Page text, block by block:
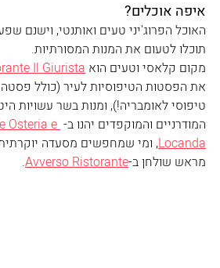
איפה אוכלים?
האוכל הפרוג'יני טעים ואותנטי, וישנם
תוכלו לטעום את המנות המסורתיות.
מקום קלאסי וטעים הוא Il Giurista
את הפסטות הטיפוסיות לעיר (כולל
טיפוסי לאומבריה!), ומנות בשר עשויות
המודרניים והמוקפדים יהנו ב- Osteria e
Locanda, ומי שמחפשים מסעדה יוקרתית
מראש שולחן ב-Avverso Ristorante
.